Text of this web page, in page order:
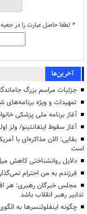
* لطفا حاصل عبارت را در جعبه
آخرین‌ها
جزئیات مراسم بزرگ
تمهیدات و ویژه برنامه‌های
آغاز برنامه ملی پزشکی خانواده در ۲۰ شهر فاز دوم با
آغاز سقوط اینفانتینو/
بقایی: الان مذاکره‌ای با
است
دلایل روانشناختی کاهش
فرزندم به من احترام نمی‌گذارد؛ ۵ راهکار عملی برای معکوس کردن
مجلس خبرگان رهبری: هر
تدابیر رهبر انقلاب باشد
چگونه اینفلوئنسرها به